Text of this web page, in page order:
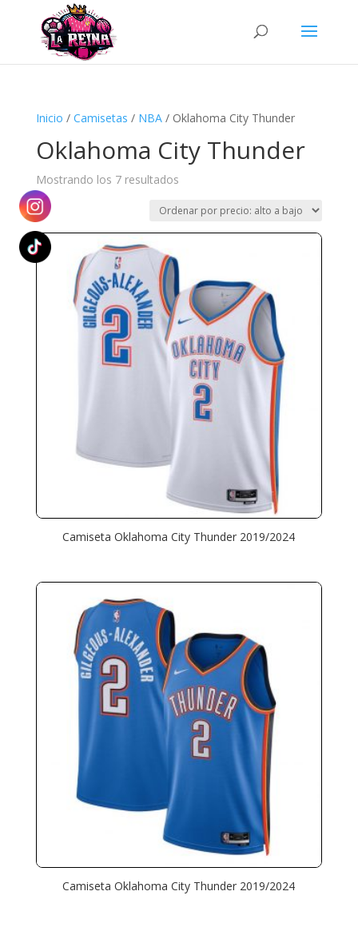
Búsqueda
productos
Inicio / Camisetas / NBA/ Oklahoma City Thunder
Oklahoma City Thunder
Mostrando los 7 resultadosOrdenado
precio:
alto
bajo
Camiseta Oklahoma City Thunder 2019/2024
Camiseta Oklahoma City Thunder 2019/2024